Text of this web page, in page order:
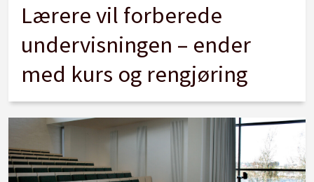
Lærere vil forberede
undervisningen – ender
med kurs og rengjøring